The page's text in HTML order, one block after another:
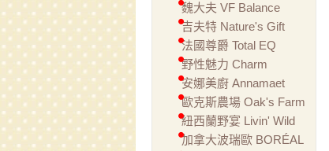
魏大夫 VF Balance
吉夫特 Nature's Gift
法國尊爵 Total EQ
野性魅力 Charm
安娜美廚 Annamaet
歐克斯農場 Oak's Farm
紐西蘭野宴 Livin' Wild
加拿大波瑞歐 BORÉAL